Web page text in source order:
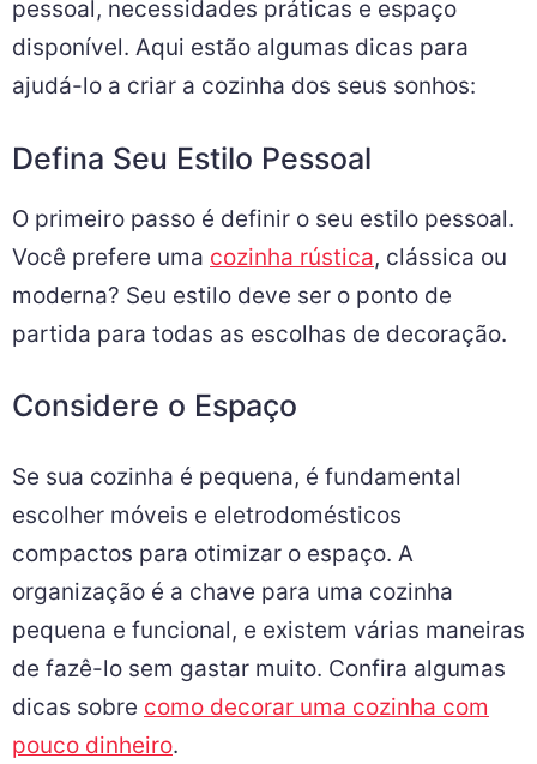
pessoal, necessidades práticas e espaço
disponível. Aqui estão algumas dicas para
ajudá-lo a criar a cozinha dos seus sonhos:
Defina Seu Estilo Pessoal
O primeiro passo é definir o seu estilo pessoal.
Você prefere uma cozinha rústica, clássica ou
moderna? Seu estilo deve ser o ponto de
partida para todas as escolhas de decoração.
Considere o Espaço
Se sua cozinha é pequena, é fundamental
escolher móveis e eletrodomésticos
compactos para otimizar o espaço. A
organização é a chave para uma cozinha
pequena e funcional, e existem várias maneiras
de fazê-lo sem gastar muito. Confira algumas
dicas sobre como decorar uma cozinha com
pouco dinheiro.